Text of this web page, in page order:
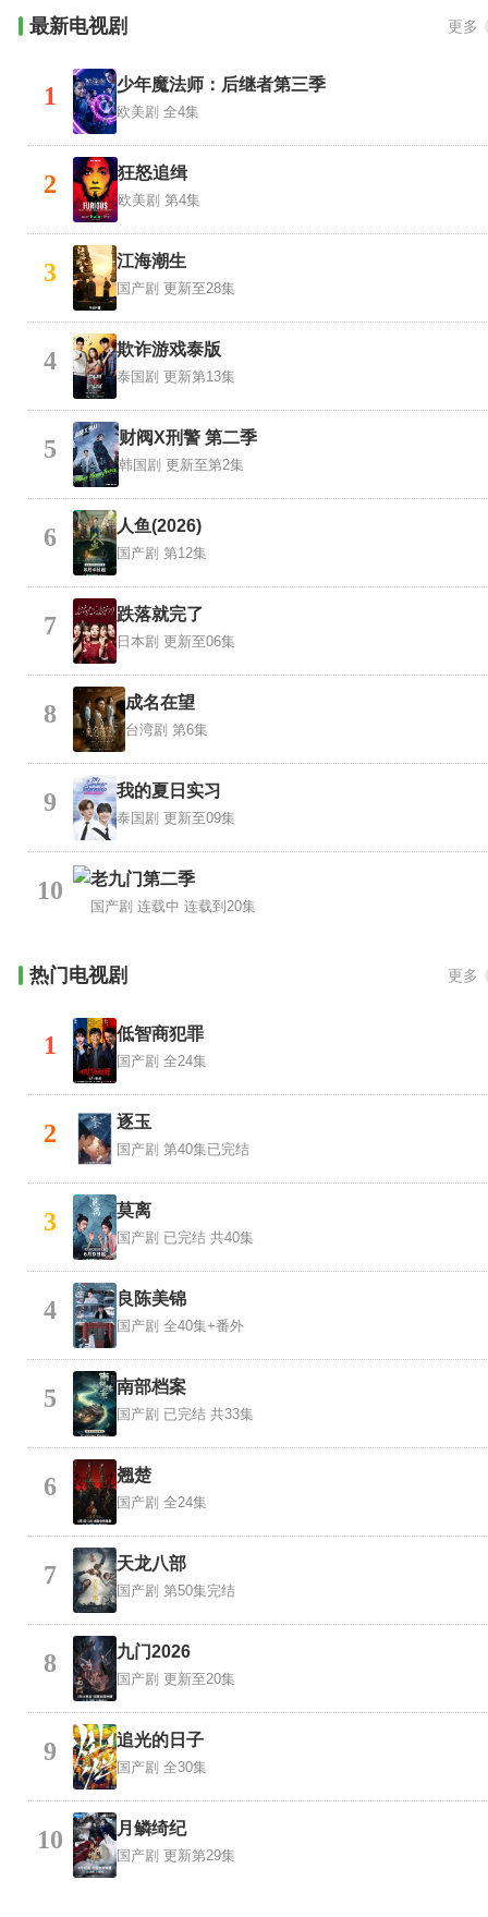
最新电视剧 更多
1 少年魔法师：后继者第三季
欧美剧 全4集
2 狂怒追缉
欧美剧 第4集
3 江海潮生
国产剧 更新至28集
4 欺诈游戏泰版
泰国剧 更新第13集
5 财阀X刑警 第二季
韩国剧 更新至第2集
6 人鱼(2026)
国产剧 第12集
7 跌落就完了
日本剧 更新至06集
8 成名在望
台湾剧 第6集
9 我的夏日实习
泰国剧 更新至09集
10 老九门第二季
国产剧 连载中 连载到20集
热门电视剧 更多
1 低智商犯罪
国产剧 全24集
2 逐玉
国产剧 第40集已完结
3 莫离
国产剧 已完结 共40集
4 良陈美锦
国产剧 全40集+番外
5 南部档案
国产剧 已完结 共33集
6 翘楚
国产剧 全24集
7 天龙八部
国产剧 第50集完结
8 九门2026
国产剧 更新至20集
9 追光的日子
国产剧 全30集
10 月鳞绮纪
国产剧 更新第29集